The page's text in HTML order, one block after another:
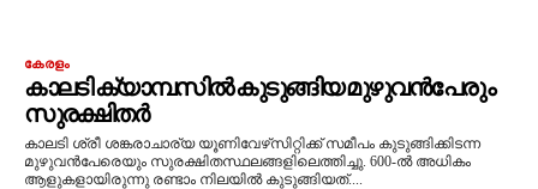
കേരളം
കാലടി ക്യാമ്പസില്‍ കുടുങ്ങിയ മുഴുവന്‍പേരും
സുരക്ഷിതര്‍
കാലടി ശ്രീ ശങ്കരാചാര്യ യൂണിവേഴ്‌‌‌‌സിറ്റിക്ക് സമീപം കുടുങ്ങിക്കിടന്ന
മുഴുവന്‍പേരെയും സുരക്ഷിതസ്ഥലങ്ങളിലെത്തിച്ചു. 600-ല്‍ അധികം
ആളുകളായിരുന്നു രണ്ടാം നിലയില്‍ കുടുങ്ങിയത്....